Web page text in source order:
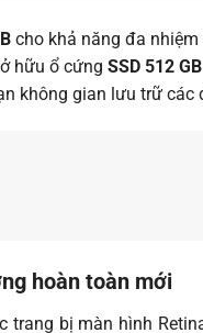
cho khả năng đa
hữu ổ cứng SSD 512 GB
không gian lưu trữ
hoàn toàn mới
trang bị màn hình